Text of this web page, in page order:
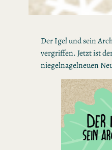
Der Igel und sein
vergriffen. Jetzt ist
niegelnagelneuen